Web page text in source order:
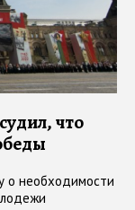
что
о необходимости